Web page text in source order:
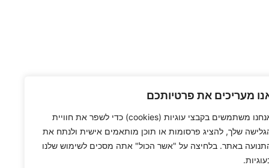
מעריכים את פרטיותכם
אנחנו משתמשים בקבצי עוגיות (cookies) כדי לשפר את חוויית
שלך, להציג פרסומות או תוכן מותאמים אישית ולנתח את
באתר. בלחיצה על "אשר הכול" אתה מסכים לשימוש שלנו